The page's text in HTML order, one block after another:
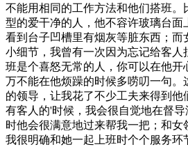
不能用相同的工作方法和他们搭班。
型的爱干净的人，他不容许玻璃台面
看到台子凹槽里有烟灰等脏东西；而
小细节，我曾有一次因为忘记给客人
班是个喜怒无常的人，你可以在他开
万不能在他烦躁的时候多唠叨一句。
的领导，让我花了不少工夫来得到
有客人的'时候，我会很自觉地在督
时他会很满意地过来帮我一把；和女
我很明确和她一起上班时个个服务环